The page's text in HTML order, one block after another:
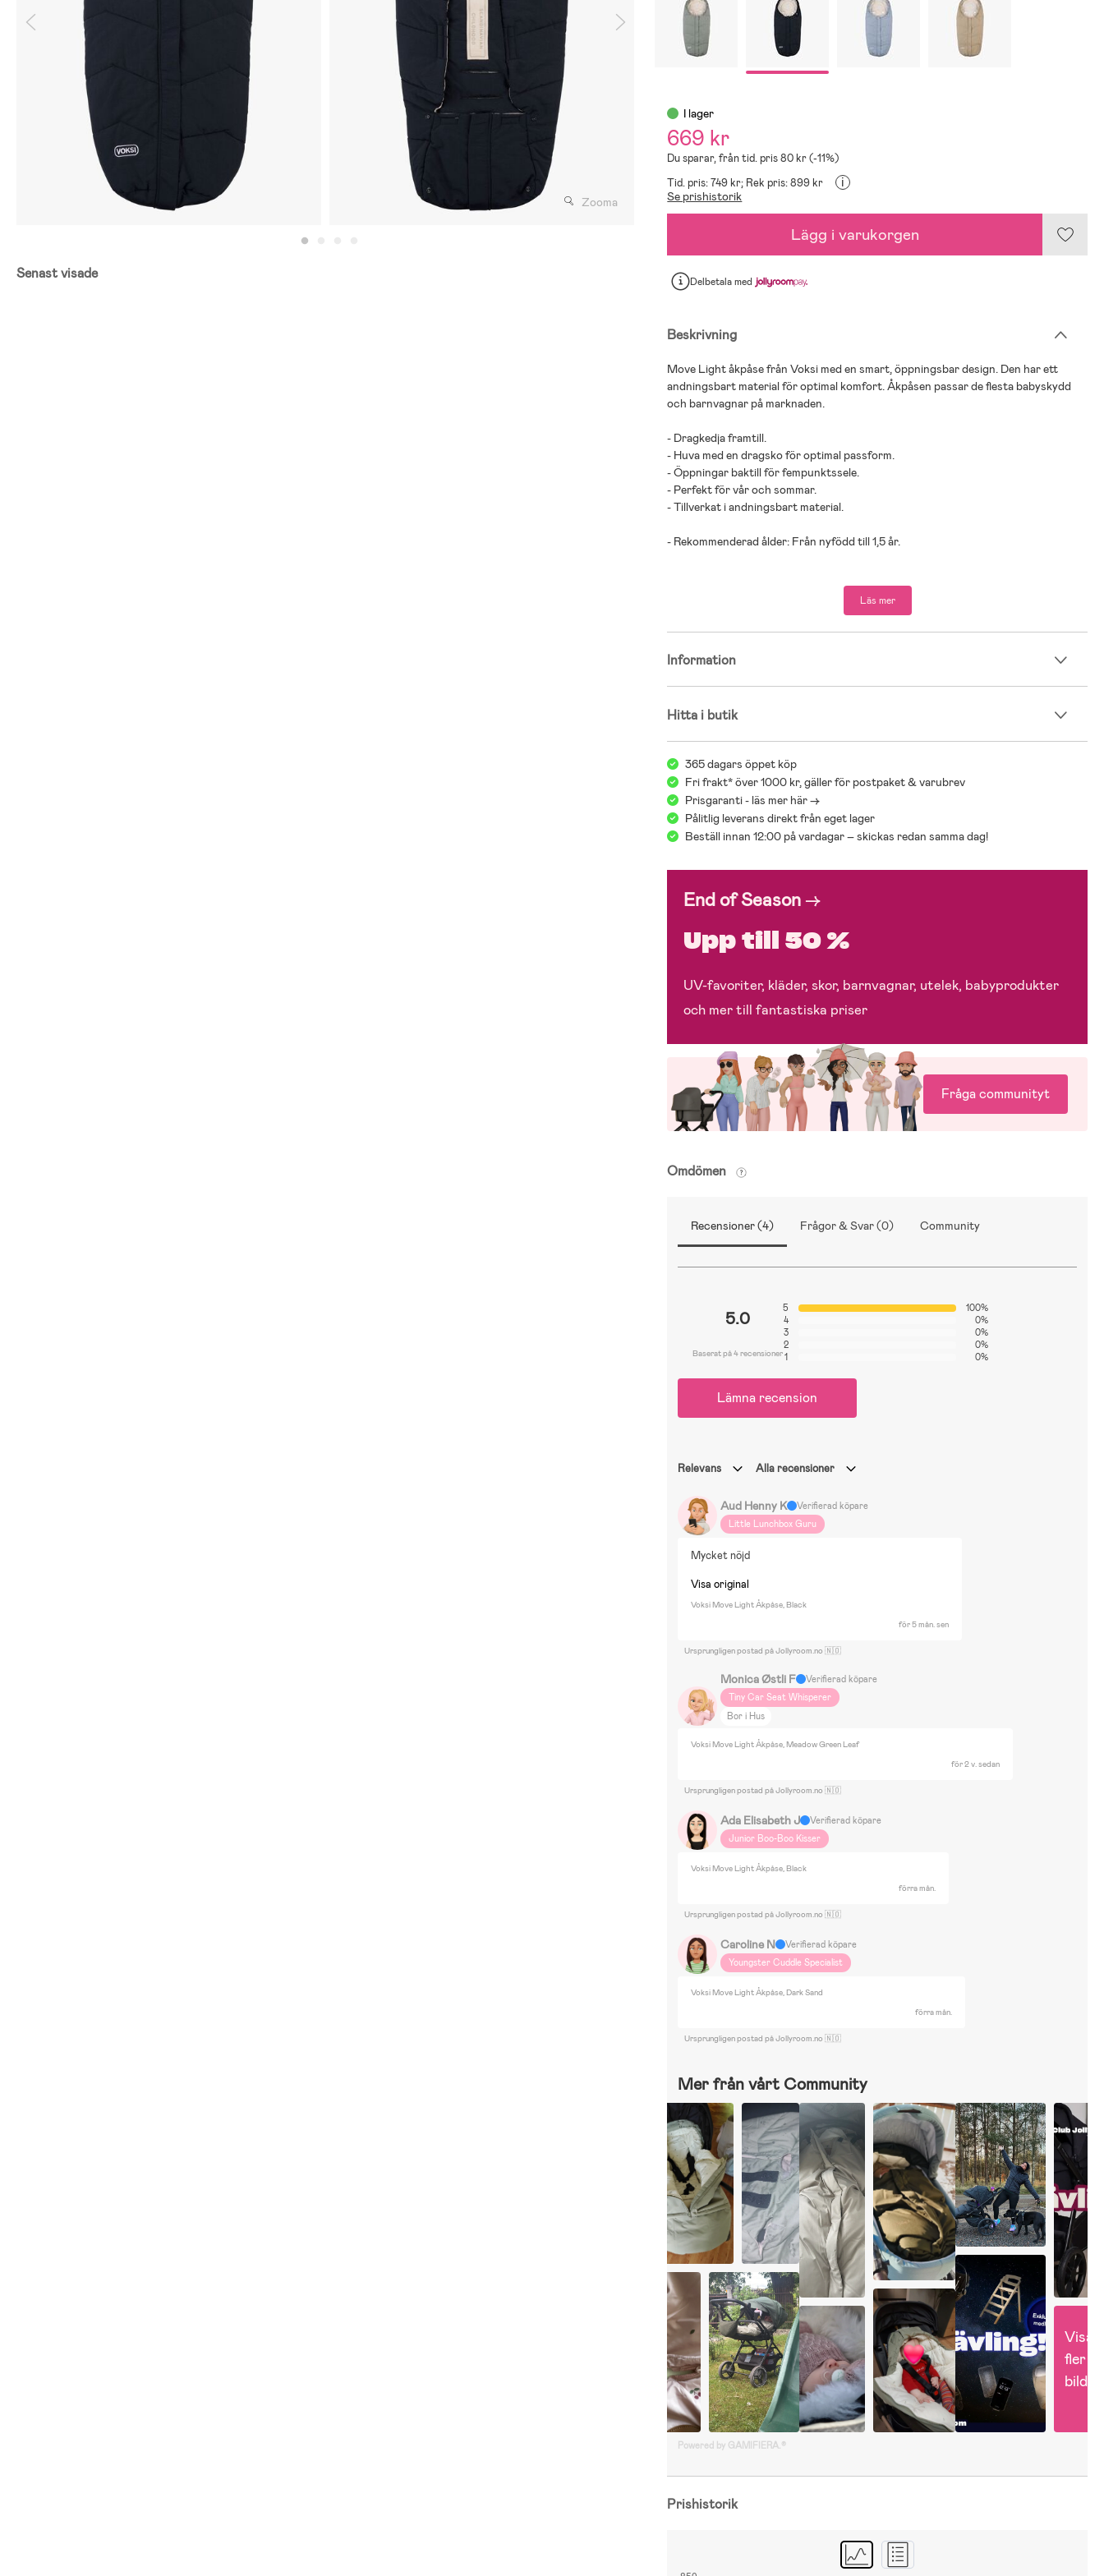
Zooma
Senast visade
I lager
669 kr
Du sparar, från tid. pris 80 kr (-11%)
Tid. pris: 749 kr; Rek pris: 899 kr i
Se prishistorik
Lägg i varukorgen
Delbetalamed
Beskrivning
Move Light åkpåse från Voksi med en smart, öppningsbar design. Den har ett
andningsbart material för optimal komfort. Åkpåsen passar de flesta babyskydd
och barnvagnar på marknaden.
- Dragkedja framtill.
- Huva med en dragsko för optimal passform.
- Öppningar baktill för fempunktssele.
- Perfekt för vår och sommar.
- Tillverkat i andningsbart material.
- Rekommenderad ålder: Från nyfödd till 1,5 år.
Läs mer
Information
Hitta i butik
365 dagars öppet köp
Fri frakt* över 1000 kr, gäller för postpaket & varubrev
Prisgaranti - läs mer här ->
Pålitlig leverans direkt från eget lager
Beställ innan 12:00 på vardagar – skickas redan samma dag!
End of Season →
Upp till 50 %
UV-favoriter, kläder, skor, barnvagnar, utelek, babyprodukter
och mer till fantastiska priser
Fråga communityt
Omdömen
Recensioner (4) Frågor & Svar (0) Community
5.0
Baserat på 4 recensioner
5
100%
4
0%
3
0%
2
0%
1
0%
Lämna recension
Relevans Alla recensioner
Aud Henny K
Verifierad köpare
Little Lunchbox Guru
Mycket nöjd
Visa original
Voksi Move Light Åkpåse, Black
för 5 mån. sen
Ursprungligen postad på Jollyroom.no 🇳🇴
Monica Østli F
Verifierad köpare
Tiny Car Seat Whisperer
Bor i Hus
Voksi Move Light Åkpåse, Meadow Green Leaf
för 2 v. sedan
Ursprungligen postad på Jollyroom.no 🇳🇴
Ada Elisabeth J
Verifierad köpare
Junior Boo-Boo Kisser
Voksi Move Light Åkpåse, Black
förra mån.
Ursprungligen postad på Jollyroom.no 🇳🇴
Caroline N
Verifierad köpare
Youngster Cuddle Specialist
Voksi Move Light Åkpåse, Dark Sand
förra mån.
Ursprungligen postad på Jollyroom.no 🇳🇴
Mer från vårt Community
Visa
fler
bilder
Powered by GAMIFIERA.®
Prishistorik